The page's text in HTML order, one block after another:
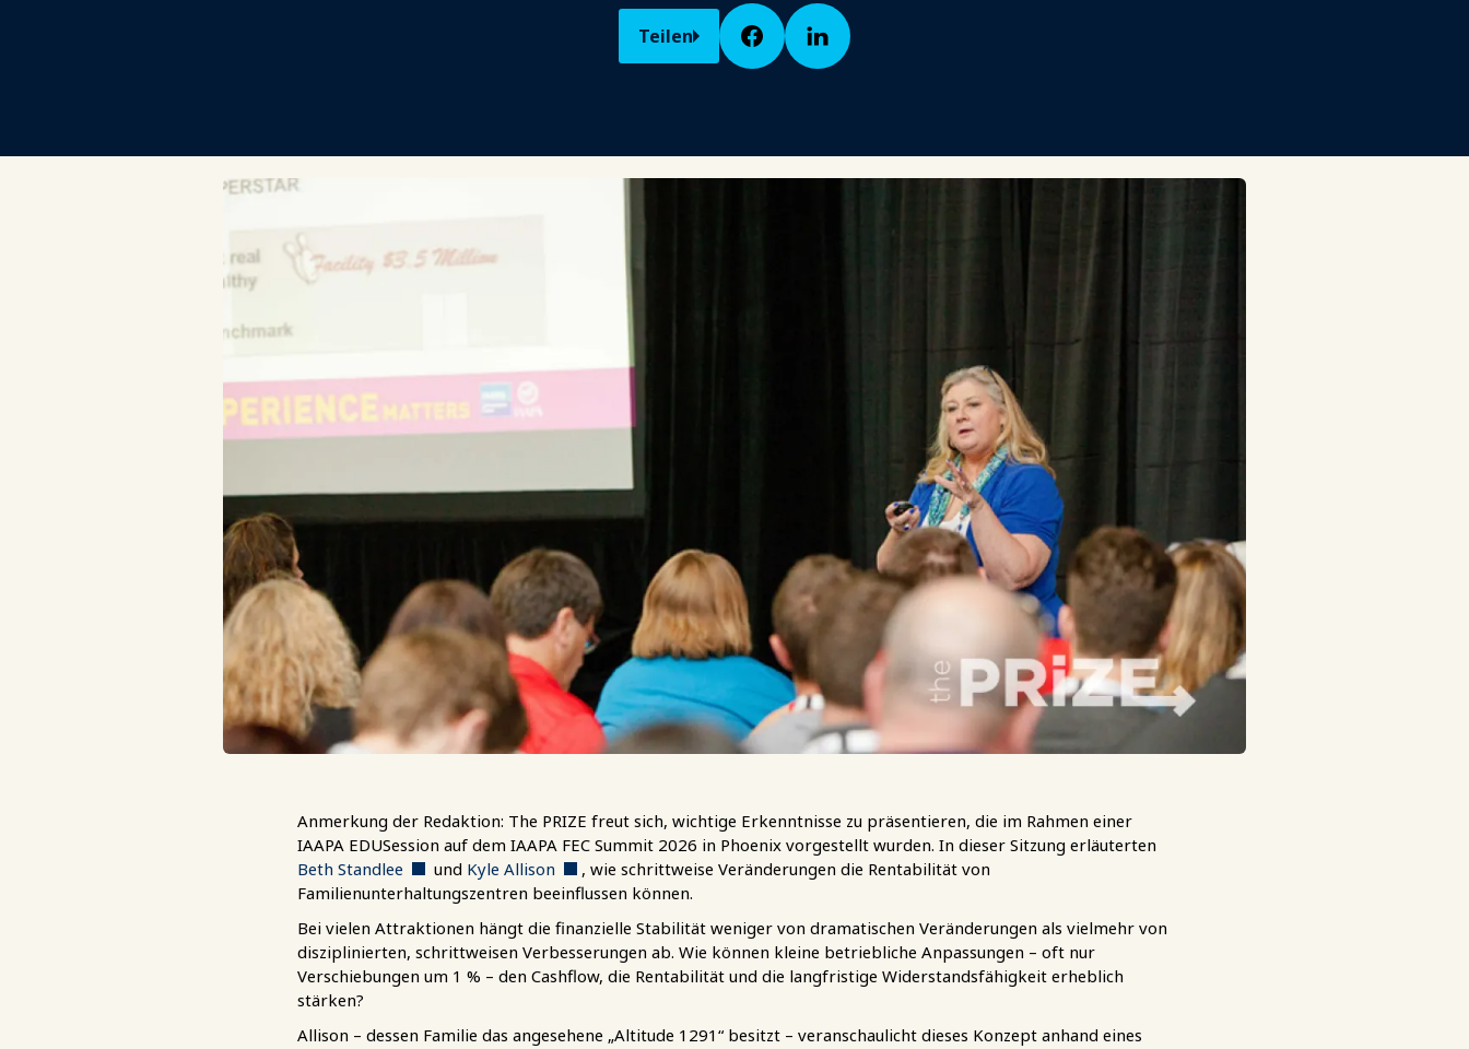
Teilen
Anmerkung der Redaktion: The PRIZE freut sich, wichtige Erkenntnisse zu präsentieren, die im Rahmen einer
IAAPA EDUSession auf dem IAAPA FEC Summit 2026 in Phoenix vorgestellt wurden. In dieser Sitzung erläuterten
Beth Standlee
und Kyle Allison
, wie schrittweise Veränderungen die Rentabilität von
Familienunterhaltungszentren beeinflussen können.
Bei vielen Attraktionen hängt die finanzielle Stabilität weniger von dramatischen Veränderungen als vielmehr von
disziplinierten, schrittweisen Verbesserungen ab. Wie können kleine betriebliche Anpassungen – oft nur
Verschiebungen um 1 % – den Cashflow, die Rentabilität und die langfristige Widerstandsfähigkeit erheblich
stärken?
Allison – dessen Familie das angesehene „Altitude 1291“ besitzt – veranschaulicht dieses Konzept anhand eines